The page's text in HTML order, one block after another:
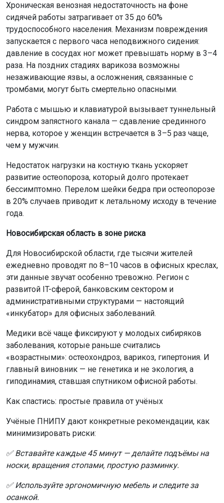
Хроническая венозная недостаточность на фоне
сидячей работы затрагивает от 35 до 60%
трудоспособного населения. Механизм повреждения
запускается с первого часа неподвижного сидения:
давление в сосудах ног может превышать норму в 3–4
раза. На поздних стадиях варикоза возможны
незаживающие язвы, а осложнения, связанные с
тромбами, могут быть смертельно опасными.
Работа с мышью и клавиатурой вызывает туннельный
синдром запястного канала — сдавление срединного
нерва, которое у женщин встречается в 3–5 раз чаще,
чем у мужчин.
Недостаток нагрузки на костную ткань ускоряет
развитие остеопороза, который долго протекает
бессимптомно. Перелом шейки бедра при остеопорозе
в 20% случаев приводит к летальному исходу в течение
года.
Новосибирская область в зоне риска
Для Новосибирской области, где тысячи жителей
ежедневно проводят по 8–10 часов в офисных креслах,
эти данные звучат особенно тревожно. Регион с
развитой IT-сферой, банковским сектором и
административными структурами — настоящий
«инкубатор» для офисных заболеваний.
Медики всё чаще фиксируют у молодых сибиряков
заболевания, которые раньше считались
«возрастными»: остеохондроз, варикоз, гипертония. И
главный виновник — не генетика и не экология, а
гиподинамия, ставшая спутником офисной работы.
Как спастись: простые правила от учёных
Учёные ПНИПУ дают конкретные рекомендации, как
минимизировать риски:
✅ Вставайте каждые 45 минут — делайте подъёмы на
носки, вращения стопами, простую разминку.
✅ Используйте эргономичную мебель и следите за
осанкой.